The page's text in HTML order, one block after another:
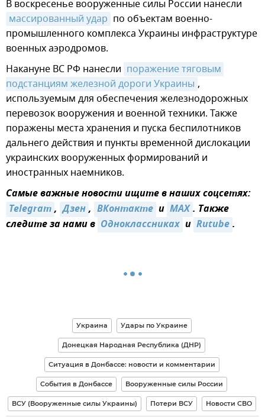
В воскресенье вооруженные силы России нанесли
массированный удар по объектам военно-
промышленного комплекса Украины инфраструктуре
военных аэродромов.
Накануне ВС РФ нанесли поражение тяговым
подстанциям железной дороги Украины ,
используемым для обеспечения железнодорожных
перевозок вооружения и военной техники. Также
поражены места хранения и пуска беспилотников
дальнего действия и пункты временной дислокации
украинских вооруженных формирований и
иностранных наемников.
Самые важные новости ищите в наших соцсетях:
Telegram, Дзен, ВКонтакте и MAX. Также
следите за нами в Одноклассниках и Rutube.
Украина Удары по Украине
Донецкая Народная Республика (ДНР)
Ситуация в Донбассе: новости и комментарии
События в Донбассе Вооруженные силы России
ВСУ (Вооруженные силы Украины) Потери ВСУ Новости СВО